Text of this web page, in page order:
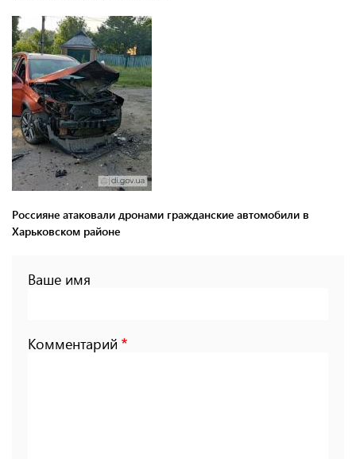
Россияне атаковали дронами гражданские автомобили в
Харьковском районе
Ваше имя
Комментарий